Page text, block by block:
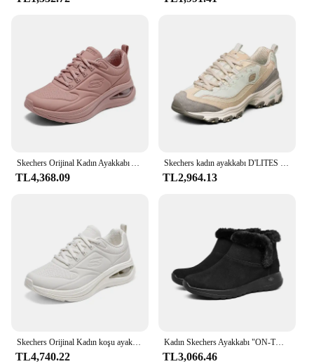
Skechers Orijinal Kadın Ayakkabı Açık Spor Hava Yastığı Şok emici koşu ayakkabıları 2024 Yeni Tenis Feminino Zapatos Mujer
TL4,368.09
Skechers kadın ayakkabı D'LITES rahat spor Sneakers tıknaz ayakkabı tenis kadın platformu hafif nefes Lace Up eğitmenler
TL2,964.13
Skechers Orijinal Kadın koşu ayakkabıları Deri Dantel Up Açık Ayakkabı Antiskid Spor Tenis Hafif Kadın yürüyüş ayakkabısı
TL4,740.22
Kadın Skechers Ayakkabı "ON-THE-GO JOY" Kar Botları, Yumuşak ve Rahat, Şık ve Sıcak Kadın Kar Botları
TL3,066.46